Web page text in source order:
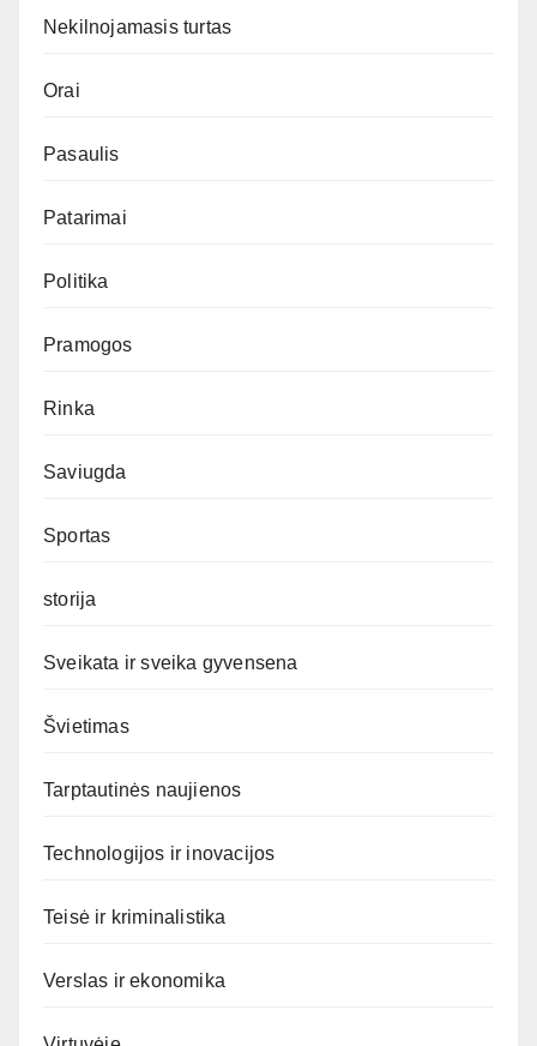
Nekilnojamasis turtas
Orai
Pasaulis
Patarimai
Politika
Pramogos
Rinka
Saviugda
Sportas
storija
Sveikata ir sveika gyvensena
Švietimas
Tarptautinės naujienos
Technologijos ir inovacijos
Teisė ir kriminalistika
Verslas ir ekonomika